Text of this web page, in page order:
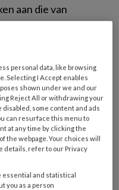
aan die van
rond Sartre).
nu gezien als de
jongeren
de Tweede
tegen de
de eerste keer
tegen de vorige
zijn. Deze
personal data, like browsing
Selecting I Accept enables
shown under we and our
Reject All or withdrawing your
some content and ads
can resurface this menu to
at any time by clicking the
the webpage. Your choices will
details, refer to our Privacy
essential and statistical
you as a person